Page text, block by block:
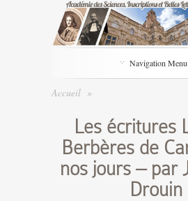
Navigation Menu
Accueil »
Les écritures
Berbères de
nos jours – par
Drouin